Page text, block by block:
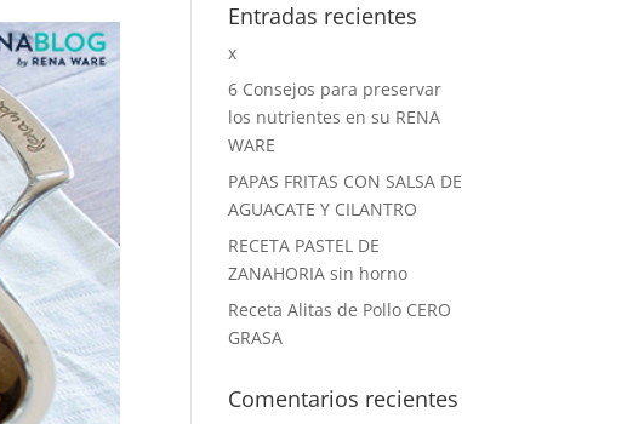
Entradas recientes
x
6 Consejos para preservar
los nutrientes en su RENA
WARE
PAPAS FRITAS CON SALSA DE
AGUACATE Y CILANTRO
RECETA PASTEL DE
ZANAHORIA sin horno
Receta Alitas de Pollo CERO
GRASA
Comentarios recientes